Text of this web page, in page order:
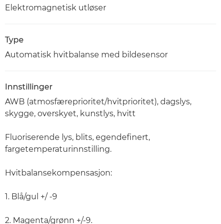
Elektromagnetisk utløser
Type
Automatisk hvitbalanse med bildesensor
Innstillinger
AWB (atmosfæreprioritet/hvitprioritet), dagslys,
skygge, overskyet, kunstlys, hvitt
Fluoriserende lys, blits, egendefinert,
fargetemperaturinnstilling.
Hvitbalansekompensasjon:
1. Blå/gul +/ -9
2. Magenta/grønn +/-9.